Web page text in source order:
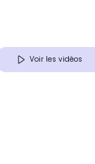
Voir les vidéos